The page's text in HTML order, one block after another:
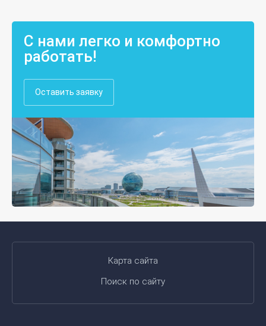
С нами легко и комфортно
работать!
Оставить заявку
Карта сайта
Поиск по сайту